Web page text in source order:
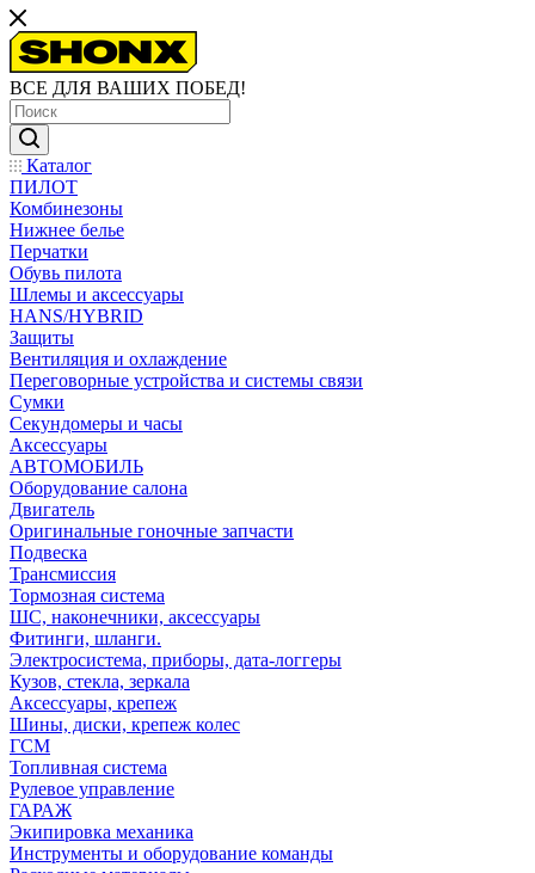
ВСЕ ДЛЯ ВАШИХ ПОБЕД!
Каталог
ПИЛОТ
Комбинезоны
Нижнее белье
Перчатки
Обувь пилота
Шлемы и аксессуары
HANS/HYBRID
Защиты
Вентиляция и охлаждение
Переговорные устройства и системы связи
Сумки
Секундомеры и часы
Аксессуары
АВТОМОБИЛЬ
Оборудование салона
Двигатель
Оригинальные гоночные запчасти
Подвеска
Трансмиссия
Тормозная система
ШС, наконечники, аксессуары
Фитинги, шланги.
Электросистема, приборы, дата-логгеры
Кузов, стекла, зеркала
Аксессуары, крепеж
Шины, диски, крепеж колес
ГСМ
Топливная система
Рулевое управление
ГАРАЖ
Экипировка механика
Инструменты и оборудование команды